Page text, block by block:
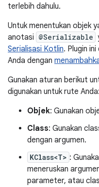
terlebih dahulu.
Untuk menentukan objek
anotasi @Serializable
Serialisasi Kotlin. Plugin
Anda dengan
Gunakan aturan berikut
digunakan untuk rute Anda:
Objek: Gunakan
Class: Gunakan
dengan argumen.
KClass<T> :
meneruskan
parameter, atau